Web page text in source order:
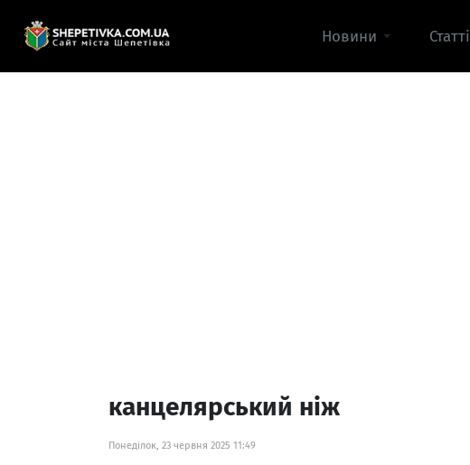
Новини Статті
канцелярський ніж
Понеділок, 23 червня 2025 11:49